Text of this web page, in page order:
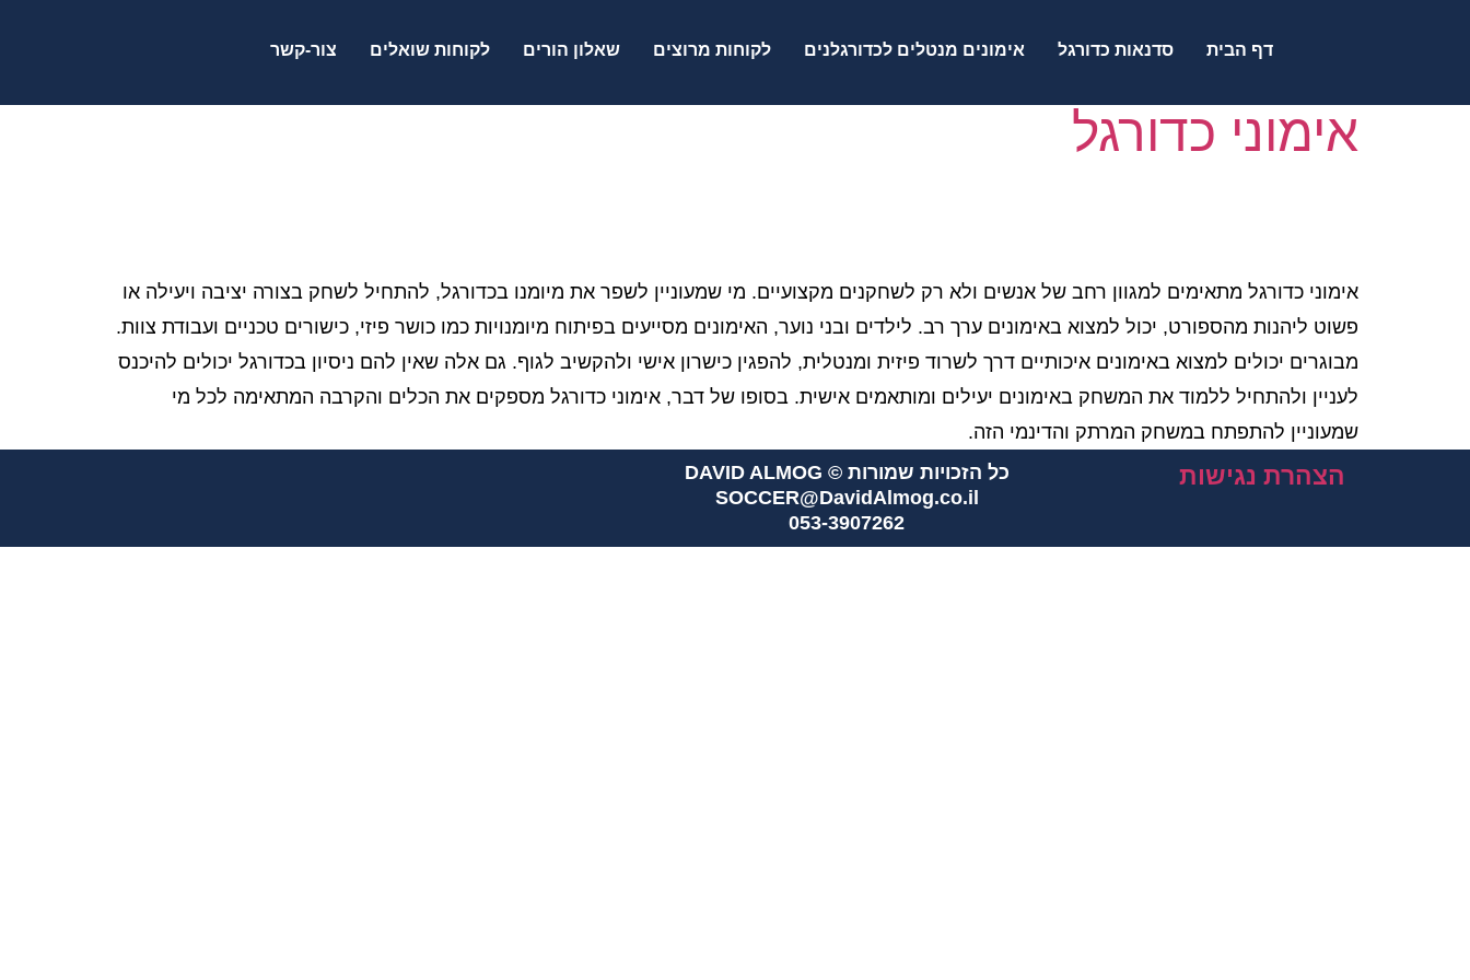
דף הבית סדנאות כדורגל אימונים מנטלים לכדורגלנים לקוחות מרוצים שאלון הורים לקוחות שואלים צור-קשר
אימוני כדורגל
אימוני כדורגל מתאימים למגוון רחב של אנשים ולא רק לשחקנים מקצועיים. מי שמעוניין לשפר את מיומנו בכדורגל, להתחיל לשחק בצורה יציבה ויעילה או
פשוט ליהנות מהספורט, יכול למצוא באימונים ערך רב. לילדים ובני נוער, האימונים מסייעים בפיתוח מיומנויות כמו כושר פיזי, כישורים טכניים ועבודת צוות.
מבוגרים יכולים למצוא באימונים איכותיים דרך לשרוד פיזית ומנטלית, להפגין כישרון אישי ולהקשיב לגוף. גם אלה שאין להם ניסיון בכדורגל יכולים להיכנס
לעניין ולהתחיל ללמוד את המשחק באימונים יעילים ומותאמים אישית. בסופו של דבר, אימוני כדורגל מספקים את הכלים והקרבה המתאימה לכל מי
שמעוניין להתפתח במשחק המרתק והדינמי הזה.
הצהרת נגישות
כל הזכויות שמורות © DAVID ALMOG
SOCCER@DavidAlmog.co.il
053-3907262